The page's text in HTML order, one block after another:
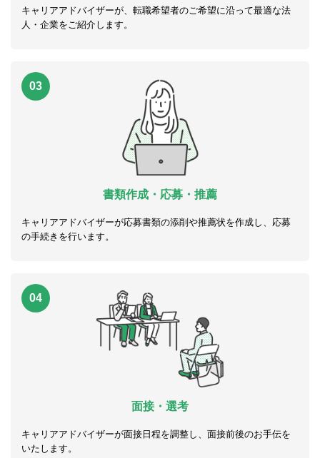
キャリアアドバイザーが、転職希望者のご希望に沿って最適な法
人・企業をご紹介します。
03
書類作成・応募・推薦
キャリアアドバイザーが応募書類の添削や推薦状を作成し、応募
の手続きを行います。
04
面接・選考
キャリアアドバイザーが面接日程を調整し、面接前後のお手伝を
いたします。